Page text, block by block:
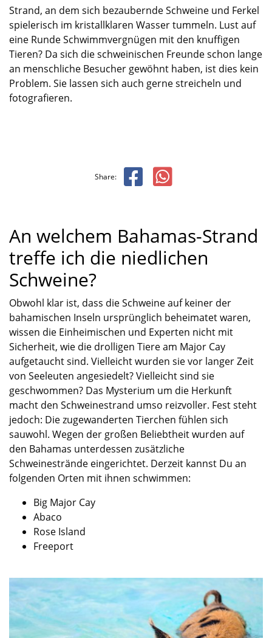
Strand, an dem sich bezaubernde Schweine und Ferkel
spielerisch im kristallklaren Wasser tummeln. Lust auf
eine Runde Schwimmvergnügen mit den knuffigen
Tieren? Da sich die schweinischen Freunde schon lange
an menschliche Besucher gewöhnt haben, ist dies kein
Problem. Sie lassen sich auch gerne streicheln und
fotografieren.
Share:
An welchem Bahamas-Strand
treffe ich die niedlichen
Schweine?
Obwohl klar ist, dass die Schweine auf keiner der
bahamischen Inseln ursprünglich beheimatet waren,
wissen die Einheimischen und Experten nicht mit
Sicherheit, wie die drolligen Tiere am Major Cay
aufgetaucht sind. Vielleicht wurden sie vor langer Zeit
von Seeleuten angesiedelt? Vielleicht sind sie
geschwommen? Das Mysterium um die Herkunft
macht den Schweinestrand umso reizvoller. Fest steht
jedoch: Die zugewanderten Tierchen fühlen sich
sauwohl. Wegen der großen Beliebtheitwurden auf
den Bahamas unterdessen zusätzliche
Schweinestrände eingerichtet. Derzeit kannst Du an
folgenden Orten mit ihnen schwimmen:
Big Major Cay
Abaco
Rose Island
Freeport